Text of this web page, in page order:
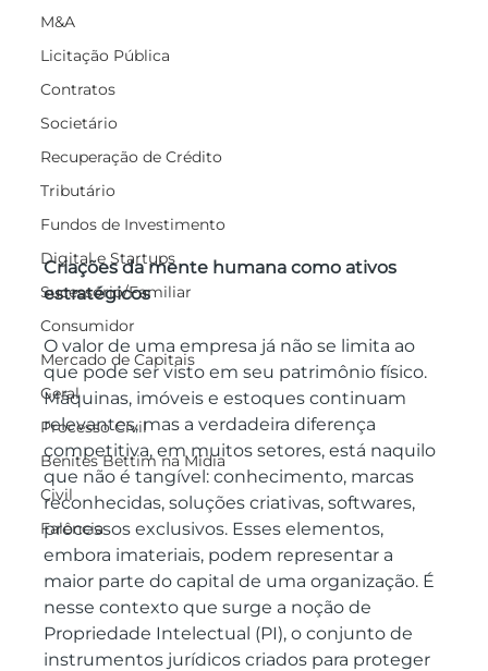
M&A
Licitação Pública
Contratos
Societário
Recuperação de Crédito
Tributário
Fundos de Investimento
Digital e Startups
Sucessório/Familiar
Consumidor
Mercado de Capitais
Geral
Processo Civil
Benites Bettim na Mídia
Civil
Falência
Criações da mente humana como ativos
estratégicos
O valor de uma empresa já não se limita ao
que pode ser visto em seu patrimônio físico.
Máquinas, imóveis e estoques continuam
relevantes, mas a verdadeira diferença
competitiva, em muitos setores, está naquilo
que não é tangível: conhecimento, marcas
reconhecidas, soluções criativas, softwares,
processos exclusivos. Esses elementos,
embora imateriais, podem representar a
maior parte do capital de uma organização. É
nesse contexto que surge a noção de
Propriedade Intelectual (PI), o conjunto de
instrumentos jurídicos criados para proteger